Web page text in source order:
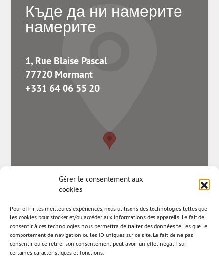
Gérer le consentement aux
cookies
Pour offrir les meilleures expériences, nous utilisons des technologies telles que
les cookies pour stocker et/ou accéder aux informations des appareils. Le fait de
consentir à ces technologies nous permettra de traiter des données telles que le
comportement de navigation ou les ID uniques sur ce site. Le fait de ne pas
consentir ou de retirer son consentement peut avoir un effet négatif sur
certaines caractéristiques et fonctions.
Къде да ни намерите
намерите
1, Rue Blaise Pascal
77720 Mormant
+331 64 06 55 20